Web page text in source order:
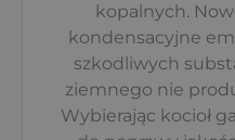
kopalnych.
kondensacyjne
szkodliwych
ziemnego nie
Wybierając kocioł